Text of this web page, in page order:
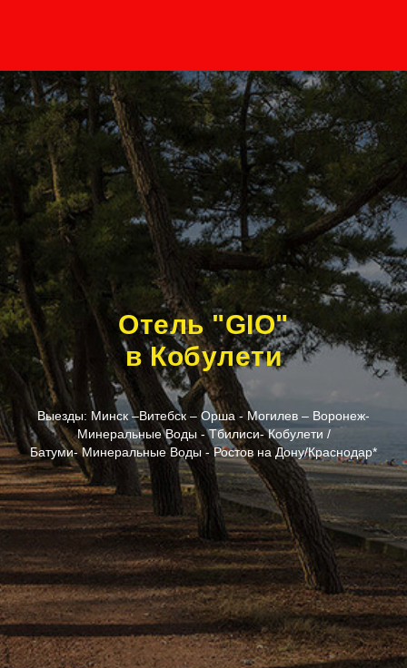
Отель "GIO"
в Кобулети
Выезды: Минск –Витебск – Орша - Могилев – Воронеж-
Минеральные Воды - Тбилиси- Кобулети /
Батуми- Минеральные Воды - Ростов на Дону/Краснодар*